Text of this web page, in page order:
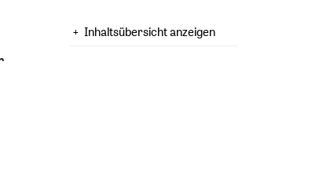
Inhaltsübersicht anzeigen